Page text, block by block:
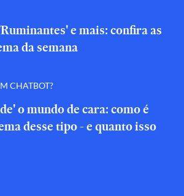
e mais: confira as
da semana
CHATBOT?
o mundo de cara: como é
desse tipo - e quanto isso